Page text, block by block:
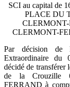
SCI au capital de
PLACE DU
CLERMONT-
Par décision de
Extraordinaire
décidé de transférer
de la Crouzille
FERRAND à